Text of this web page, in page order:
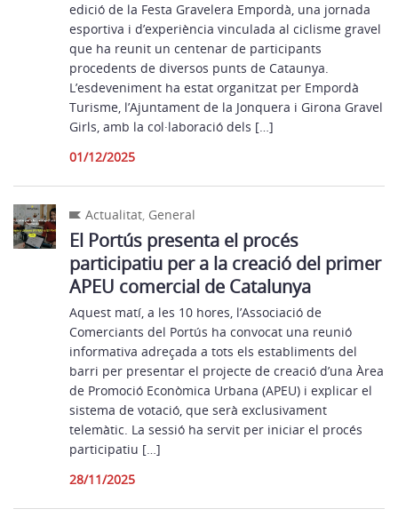
edició de la Festa Gravelera Empordà, una jornada
esportiva i d’experiència vinculada al ciclisme gravel
que ha reunit un centenar de participants
procedents de diversos punts de Cataunya.
L’esdeveniment ha estat organitzat per Empordà
Turisme, l’Ajuntament de la Jonquera i Girona Gravel
Girls, amb la col·laboració dels […]
01/12/2025
Actualitat, General
El Portús presenta el procés
participatiu per a la creació del primer
APEU comercial de Catalunya
Aquest matí, a les 10 hores, l’Associació de
Comerciants del Portús ha convocat una reunió
informativa adreçada a tots els establiments del
barri per presentar el projecte de creació d’una Àrea
de Promoció Econòmica Urbana (APEU) i explicar el
sistema de votació, que serà exclusivament
telemàtic. La sessió ha servit per iniciar el procés
participatiu […]
28/11/2025